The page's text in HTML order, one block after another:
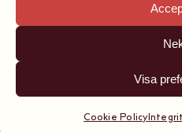
Visa
Cookie Policy
Copyright 2026, The Wine